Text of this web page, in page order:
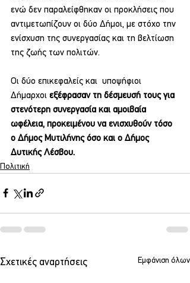
ενώ δεν παραλείφθηκαν οι προκλήσεις που
αντιμετωπίζουν οι δύο Δήμοι, με στόχο την
ενίσχυση της συνεργασίας και τη βελτίωση
της ζωής των πολιτών.
Οι δύο επικεφαλείς και  υποψήφιοι
Δήμαρχοι εξέφρασαν τη δέσμευσή τους για
στενότερη συνεργασία και αμοιβαία
ωφέλεια, προκειμένου να ενισχυθούν τόσο
ο Δήμος Μυτιλήνης όσο και ο Δήμος
Δυτικής Λέσβου.
Πολιτική
Σχετικές αναρτήσεις Εμφάνιση όλων